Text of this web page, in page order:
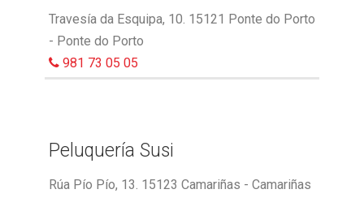
Travesía da Esquipa, 10. 15121 Ponte do Porto
- Ponte do Porto
981 73 05 05
Peluquería Susi
Rúa Pío Pío, 13. 15123 Camariñas - Camariñas